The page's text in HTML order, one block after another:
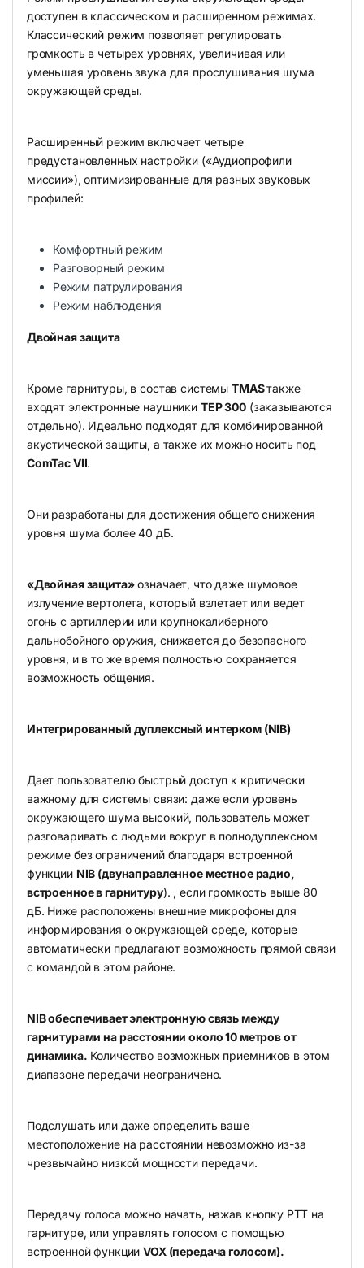
доступен в классическом и расширенном режимах.
Классический режим позволяет регулировать
громкость в четырех уровнях, увеличивая или
уменьшая уровень звука для прослушивания шума
окружающей среды.
Расширенный режим включает четыре
предустановленных настройки («Аудиопрофили
миссии»), оптимизированные для разных звуковых
профилей:
Комфортный режим
Разговорный режим
Режим патрулирования
Режим наблюдения
Двойная защита
Кроме гарнитуры, в состав системыTMASтакже
входят электронные наушники TEP 300(заказываются
отдельно). Идеально подходят для комбинированной
акустической защиты, а также их можно носить под
ComTac VII.
Они разработаны для достижения общего снижения
уровня шума более 40 дБ.
«Двойная защита»означает, что даже шумовое
излучение вертолета, который взлетает или ведет
огонь с артиллерии или крупнокалиберного
дальнобойного оружия, снижается до безопасного
уровня, и в то же время полностью сохраняется
возможность общения.
Интегрированный дуплексный интерком (NIB)
Дает пользователю быстрый доступ к критически
важному для системы связи: даже если уровень
окружающего шума высокий, пользователь может
разговаривать с людьми вокруг в полнодуплексном
режиме без ограничений благодаря встроенной
функции NIB (двунаправленное местное радио,
встроенное в гарнитуру). , если громкость выше 80
дБ. Ниже расположены внешние микрофоны для
информирования о окружающей среде, которые
автоматически предлагают возможность прямой связи
с командой в этом районе.
NIB обеспечивает электронную связь между
гарнитурами на расстоянии около 10 метров от
динамика. Количество возможных приемников в этом
диапазоне передачи неограничено.
Подслушать или даже определить ваше
местоположение на расстоянии невозможно из-за
чрезвычайно низкой мощности передачи.
Передачу голоса можно начать, нажав кнопку PTT на
гарнитуре, или управлять голосом с помощью
встроенной функцииVOX (передача голосом).